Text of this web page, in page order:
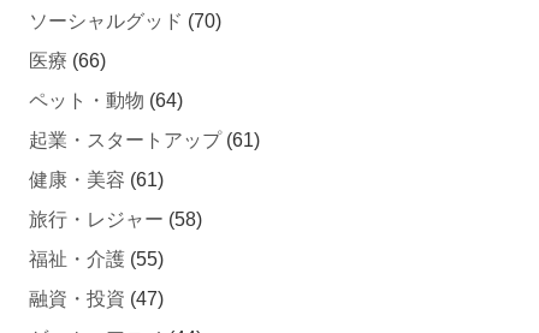
医療(66)
ペット・動物
起業・スタートアップ
健康・美容 (61)
旅行・レジャー
福祉・介護(55)
融資・投資 (47)
ゲーム・アニメ